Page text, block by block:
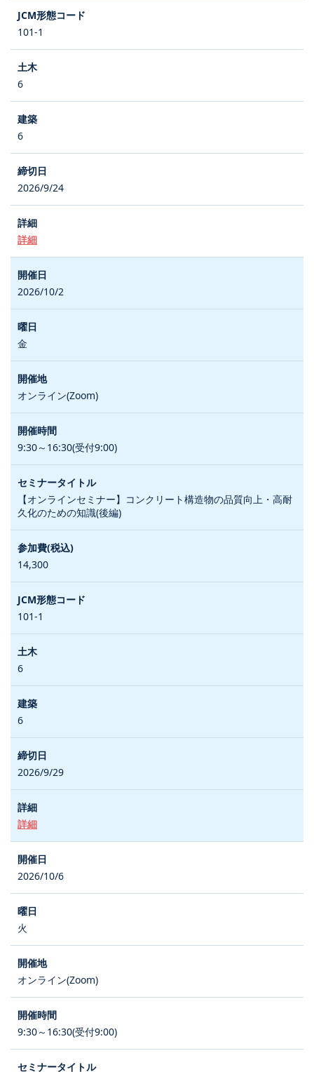
101-1
6
6
2026/9/24
詳細
2026/10/2
金
オンライン(Zoom)
9:30～16:30(受付9:00)
【オンラインセミナー】コンクリート構造物の品質向上・高耐
久化のための知識(後編)
14,300
101-1
6
6
2026/9/29
詳細
2026/10/6
火
オンライン(Zoom)
9:30～16:30(受付9:00)